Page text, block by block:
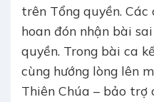
trên Tổng quyền.
hoan đón nhận bài
quyền. Trong bài ca
cùng hướng lòng lên
Thiên Chúa – bảo trợ